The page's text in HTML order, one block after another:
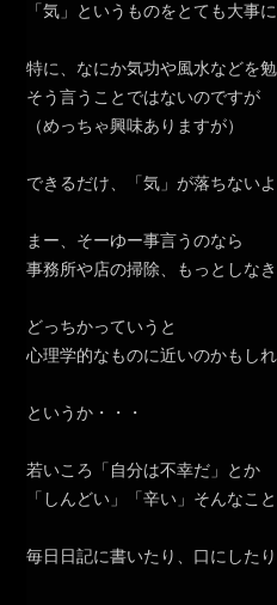
「気」というものをとても大事
特に、なにか気功や風水などを
そう言うことではないのですが
（めっちゃ興味ありますが）
できるだけ、「気」が落ちない
まー、そーゆー事言うのなら
事務所や店の掃除、もっとしな
どっちかっていうと
心理学的なものに近いのかもしれ
というか・・・
若いころ「自分は不幸だ」とか
「しんどい」「辛い」そんなこ
毎日日記に書いたり、口にした